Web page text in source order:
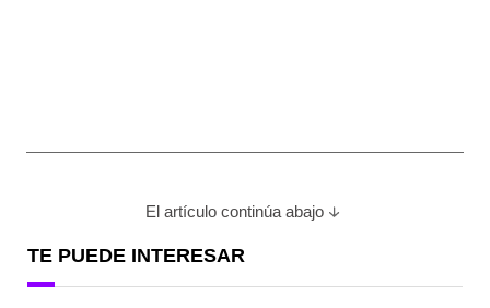
El artículo continúa abajo
TE PUEDE INTERESAR